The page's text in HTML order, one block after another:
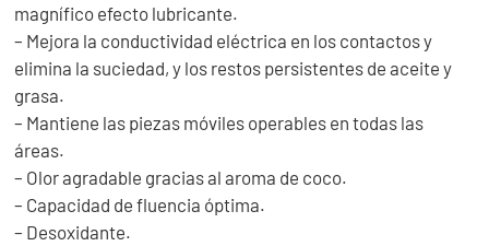
magnífico efecto lubricante.
– Mejora la conductividad eléctrica en los contactos y
elimina la suciedad, y los restos persistentes de aceite y
grasa.
– Mantiene las piezas móviles operables en todas las
áreas.
– Olor agradable gracias al aroma de coco.
– Capacidad de fluencia óptima.
– Desoxidante.